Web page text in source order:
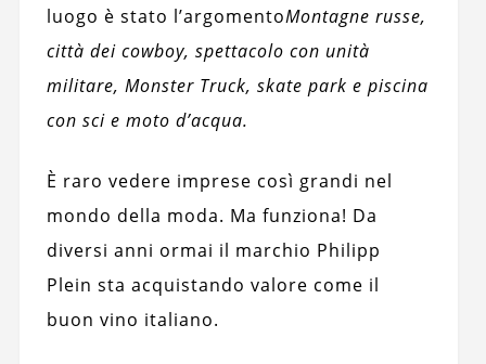
luogo è stato l’argomentoMontagne russe,
città dei cowboy, spettacolo con unità
militare, Monster Truck, skate park e piscina
con sci e moto d’acqua.
È raro vedere imprese così grandi nel
mondo della moda. Ma funziona! Da
diversi anni ormai il marchio Philipp
Plein sta acquistando valore come il
buon vino italiano.